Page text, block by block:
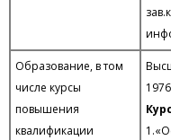
Образование, в том
числе курсы
повышения
квалификации